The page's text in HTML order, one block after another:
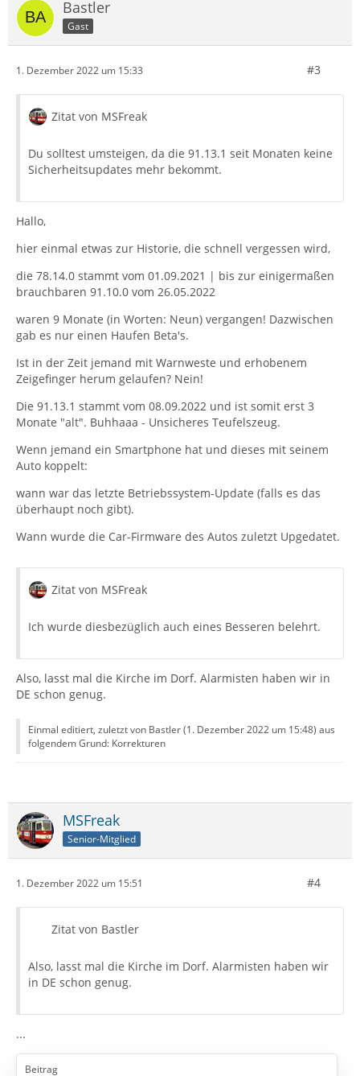
Bastler
Gast
1. Dezember 2022 um 15:33 #3
Zitat von MSFreak
Du solltest umsteigen, da die 91.13.1 seit Monaten keine
Sicherheitsupdates mehr bekommt.
Hallo,
hier einmal etwas zur Historie, die schnell vergessen wird,
die 78.14.0 stammt vom 01.09.2021 | bis zur einigermaßen
brauchbaren 91.10.0 vom 26.05.2022
waren 9 Monate (in Worten: Neun) vergangen! Dazwischen
gab es nur einen Haufen Beta's.
Ist in der Zeit jemand mit Warnweste und erhobenem
Zeigefinger herum gelaufen? Nein!
Die 91.13.1 stammt vom 08.09.2022 und ist somit erst 3
Monate "alt". Buhhaaa - Unsicheres Teufelszeug.
Wenn jemand ein Smartphone hat und dieses mit seinem
Auto koppelt:
wann war das letzte Betriebssystem-Update (falls es das
überhaupt noch gibt).
Wann wurde die Car-Firmware des Autos zuletzt Upgedatet.
Zitat von MSFreak
Ich wurde diesbezüglich auch eines Besseren belehrt.
Also, lasst mal die Kirche im Dorf. Alarmisten haben wir in
DE schon genug.
Einmal editiert, zuletzt von Bastler (1. Dezember 2022 um 15:48) aus
folgendem Grund: Korrekturen
MSFreak
Senior-Mitglied
1. Dezember 2022 um 15:51 #4
Zitat von Bastler
Also, lasst mal die Kirche im Dorf. Alarmisten haben wir
in DE schon genug.
...
Beitrag